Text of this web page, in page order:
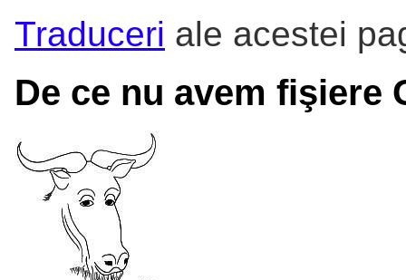
Traduceri ale acestei
De ce nu avem fişiere